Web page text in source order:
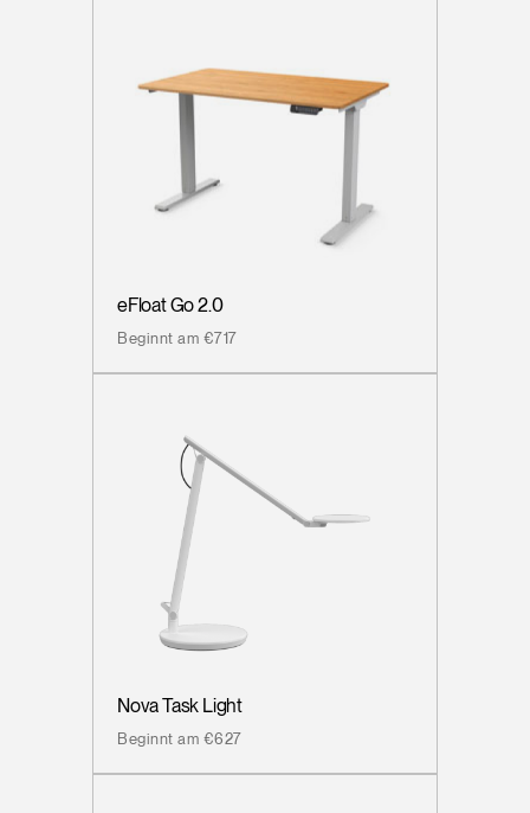
eFloat Go 2.0
Beginnt am €717
Nova Task Light
Beginnt am €627